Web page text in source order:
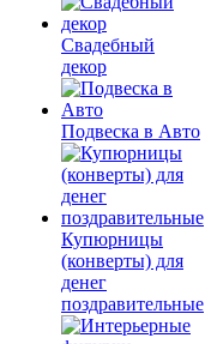
Свадебный
декор
Подвеска в Авто
Купюрницы
(конверты) для
денег
поздравительные